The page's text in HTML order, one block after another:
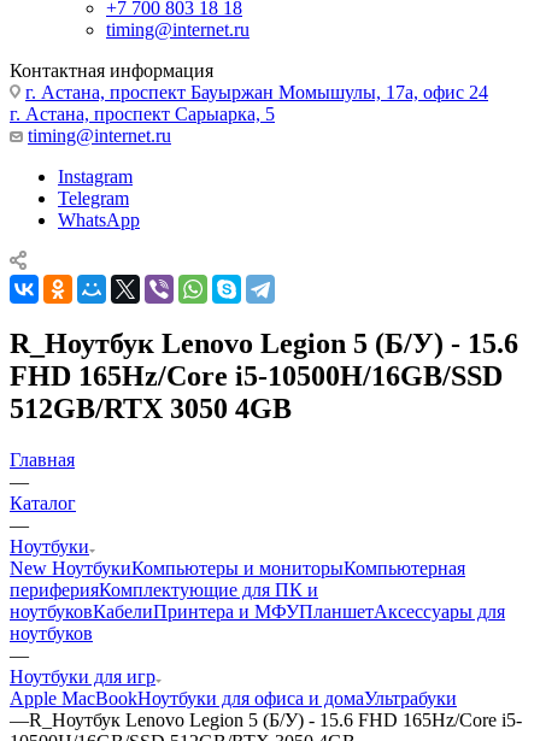
+7 700 803 18 18
timing@internet.ru
Контактная информация
г. Астана, проспект Бауыржан Момышулы, 17а, офис 24
г. Астана, проспект Сарыарка, 5
timing@internet.ru
Instagram
Telegram
WhatsApp
R_Ноутбук Lenovo Legion 5 (Б/У) - 15.6
FHD 165Hz/Core i5-10500H/16GB/SSD
512GB/RTX 3050 4GB
Главная
—
Каталог
—
Ноутбуки
New НоутбукиКомпьютеры и мониторыКомпьютерная
периферияКомплектующие для ПК и
ноутбуковКабелиПринтера и МФУПланшетАксессуары для
ноутбуков
—
Ноутбуки для игр
Apple MacBookНоутбуки для офиса и домаУльтрабуки
—R_Ноутбук Lenovo Legion 5 (Б/У) - 15.6 FHD 165Hz/Core i5-